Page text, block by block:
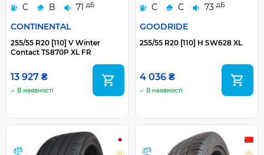
C B 71 дБ
CONTINENTAL
255/55 R20 [110] V Winter
Contact TS870P XL FR
13 927 ₴
В наявності
C C 73 дБ
GOODRIDE
255/55 R20 [110] H SW628 XL
4 036 ₴
В наявності